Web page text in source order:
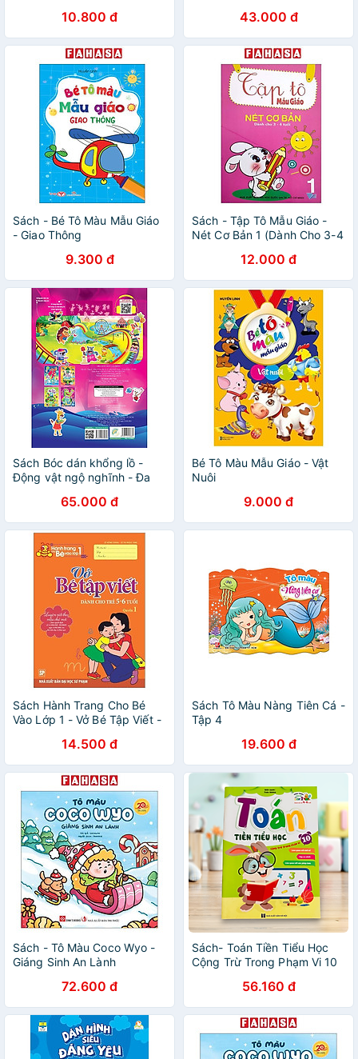
10.800 đ 43.000 đ
Sách - Bé Tô Màu Mẫu Giáo
- Giao Thông
9.300 đ
Sách - Tập Tô Mẫu Giáo -
Nét Cơ Bản 1 (Dành Cho 3-4
12.000 đ
Sách Bóc dán khổng lồ -
Động vật ngộ nghĩnh - Đa
miếng dán vĩnh cửu.
65.000 đ
Bé Tô Màu Mẫu Giáo - Vật
Nuôi
9.000 đ
Sách Hành Trang Cho Bé
Vào Lớp 1 - Vở Bé Tập Viết -
Quyển 1 - Tái Bản
14.500 đ
Sách Tô Màu Nàng Tiên Cá -
Tập 4
19.600 đ
Sách - Tô Màu Coco Wyo -
Giáng Sinh An Lành
72.600 đ
Sách- Toán Tiền Tiểu Học
Cộng Trừ Trong Phạm Vi 10
vào lớp 1)56.160 đ